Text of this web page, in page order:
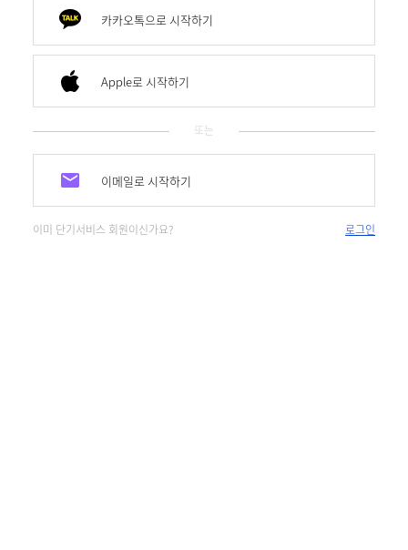
카카오톡으로 시작하기
Apple로 시작하기
또는
이메일로 시작하기
이미 단기서비스 회원이신가요? 로그인